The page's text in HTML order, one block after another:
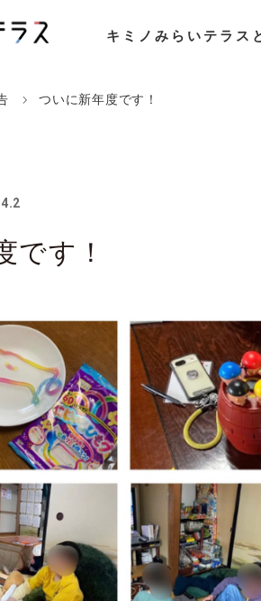
キミノみらいテラス
ついに新年度です！
です！